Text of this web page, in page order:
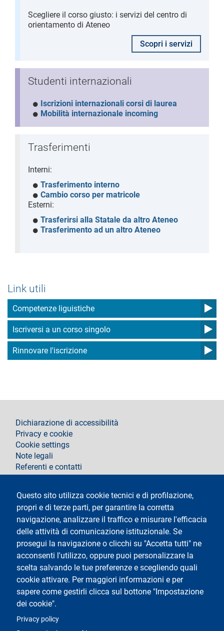
Scegliere il corso giusto: i servizi del centro di
orientamento di Ateneo
Scopri i servizi
Studenti internazionali
Iscrizioni internazionali corsi di laurea
Mobilità internazionale incoming
Trasferimenti
Interni:
Trasferimento interno
Cambio corso per matricole
Esterni:
Trasferirsi alla Statale da altro Ateneo
Trasferimento ad un altro Ateneo
Link utili
Competenze liguistiche
Iscriversi a un corso singolo
Rinnovare l'iscrizione
Questo sito utilizza cookie tecnici e di profilazione,
propri e di terze parti, per garantire la corretta
navigazione, analizzare il traffico e misurare l'efficacia
delle attività di comunicazione istituzionale. Se
prosegui la navigazione o clicchi su "Accetta tutti" ne
acconsenti l'utilizzo, oppure puoi personalizzare la
scelta salvando le tue preferenze e scegliendo quali
cookie attivare. Per maggiori informazioni e per
sapere come gestirli clicca sul bottone "Impostazione
dei cookie".
Privacy policy
footer
Dichiarazione di accessibilità
Privacy e cookie
Cookie settings
Note legali
Referenti e contatti
Testo
Università degli Studi di Milano
Via Festa del Perdono 7 - 20122 Milano
Tel.+39 02 5032 5032
Posta elettronica certificata
Logo